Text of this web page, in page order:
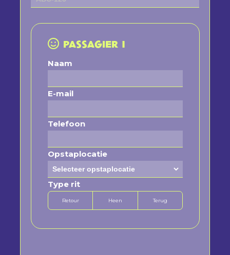
PASSAGIER 1
Naam
E-mail
Telefoon
Opstaplocatie
Type rit
Retour Heen Terug